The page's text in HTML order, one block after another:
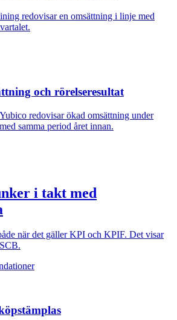
redovisar en omsättning i linje med
och rörelseresultat
redovisar ökad omsättning under
samma period året innan.
i takt med
när det gäller KPI och KPIF. Det visar